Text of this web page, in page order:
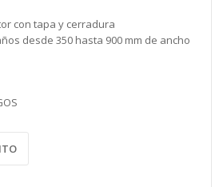
con tapa y cerradura
desde 350 hasta 900 mm de ancho